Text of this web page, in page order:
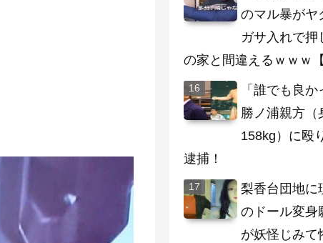
のマル暴がヤ
ガサ入れで押
の家と間違えるｗｗｗ
「誰でも良
勝ノ浦親方（
158kg）に殴
逮捕！
梨香台団地に
のドール変身
が妖怪じみて